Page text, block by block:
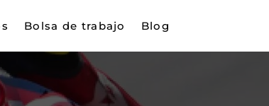
Bolsa de trabajo Blog